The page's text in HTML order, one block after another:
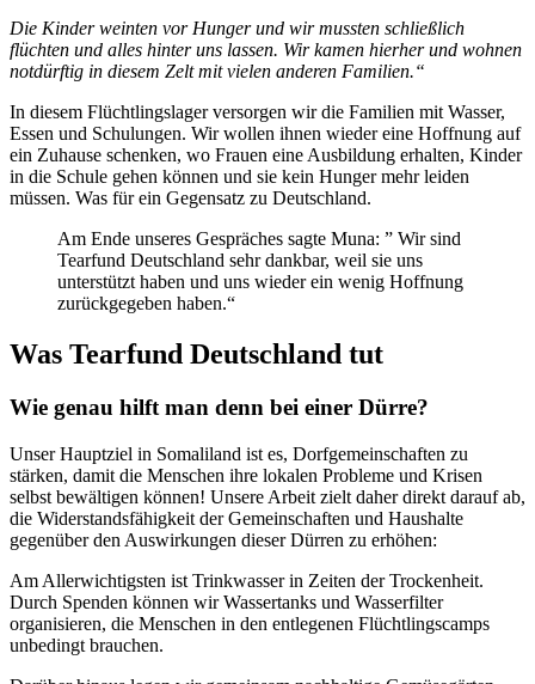
Die Kinder weinten vor Hunger und wir mussten schließlich
flüchten und alles hinter uns lassen. Wir kamen hierher und wohnen
notdürftig in diesem Zelt mit vielen anderen Familien.“
In diesem Flüchtlingslager versorgen wir die Familien mit Wasser,
Essen und Schulungen. Wir wollen ihnen wieder eine Hoffnung auf
ein Zuhause schenken, wo Frauen eine Ausbildung erhalten, Kinder
in die Schule gehen können und sie kein Hunger mehr leiden
müssen. Was für ein Gegensatz zu Deutschland.
Am Ende unseres Gespräches sagte Muna: ” Wir sind
Tearfund Deutschland sehr dankbar, weil sie uns
unterstützt haben und uns wieder ein wenig Hoffnung
zurückgegeben haben.“
Was Tearfund Deutschland tut
Wie genau hilft man denn bei einer Dürre?
Unser Hauptziel in Somaliland ist es, Dorfgemeinschaften zu
stärken, damit die Menschen ihre lokalen Probleme und Krisen
selbst bewältigen können! Unsere Arbeit zielt daher direkt darauf ab,
die Widerstandsfähigkeit der Gemeinschaften und Haushalte
gegenüber den Auswirkungen dieser Dürren zu erhöhen:
Am Allerwichtigsten ist Trinkwasser in Zeiten der Trockenheit.
Durch Spenden können wir Wassertanks und Wasserfilter
organisieren, die Menschen in den entlegenen Flüchtlingscamps
unbedingt brauchen.